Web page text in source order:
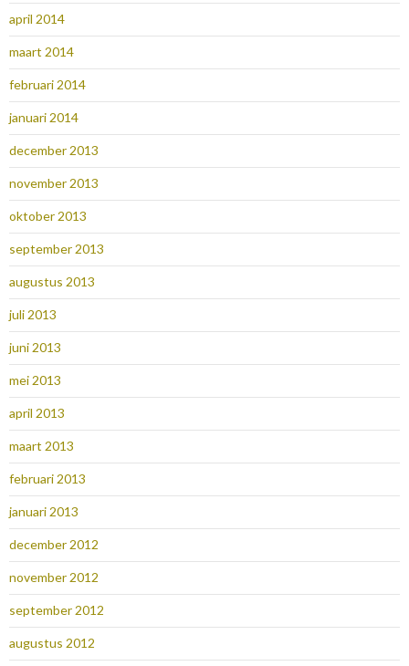
april 2014
maart 2014
februari 2014
januari 2014
december 2013
november 2013
oktober 2013
september 2013
augustus 2013
juli 2013
juni 2013
mei 2013
april 2013
maart 2013
februari 2013
januari 2013
december 2012
november 2012
september 2012
augustus 2012